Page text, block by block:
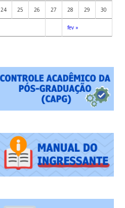
fev »
24 25 26 27 28 29 30